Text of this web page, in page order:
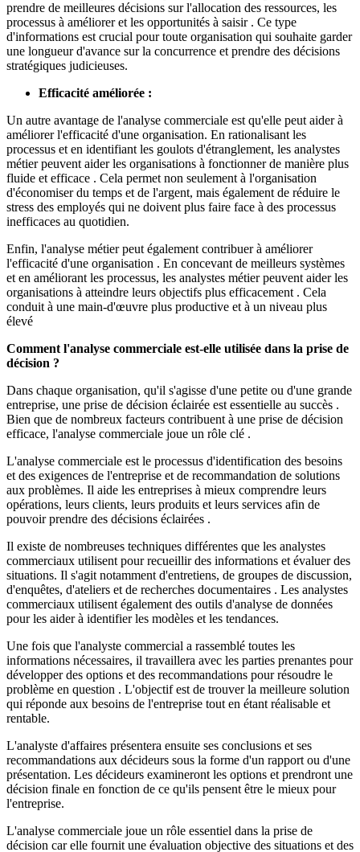
prendre de meilleures décisions sur l'allocation des ressources, les
processus à améliorer et les opportunités à saisir . Ce type
d'informations est crucial pour toute organisation qui souhaite garder
une longueur d'avance sur la concurrence et prendre des décisions
stratégiques judicieuses.
Efficacité améliorée :
Un autre avantage de l'analyse commerciale est qu'elle peut aider à
améliorer l'efficacité d'une organisation. En rationalisant les
processus et en identifiant les goulots d'étranglement, les analystes
métier peuvent aider les organisations à fonctionner de manière plus
fluide et efficace . Cela permet non seulement à l'organisation
d'économiser du temps et de l'argent, mais également de réduire le
stress des employés qui ne doivent plus faire face à des processus
inefficaces au quotidien.
Enfin, l'analyse métier peut également contribuer à améliorer
l'efficacité d'une organisation . En concevant de meilleurs systèmes
et en améliorant les processus, les analystes métier peuvent aider les
organisations à atteindre leurs objectifs plus efficacement . Cela
conduit à une main-d'œuvre plus productive et à un niveau plus
élevé
Comment l'analyse commerciale est-elle utilisée dans la prise de
décision ?
Dans chaque organisation, qu'il s'agisse d'une petite ou d'une grande
entreprise, une prise de décision éclairée est essentielle au succès .
Bien que de nombreux facteurs contribuent à une prise de décision
efficace, l'analyse commerciale joue un rôle clé .
L'analyse commerciale est le processus d'identification des besoins
et des exigences de l'entreprise et de recommandation de solutions
aux problèmes. Il aide les entreprises à mieux comprendre leurs
opérations, leurs clients, leurs produits et leurs services afin de
pouvoir prendre des décisions éclairées .
Il existe de nombreuses techniques différentes que les analystes
commerciaux utilisent pour recueillir des informations et évaluer des
situations. Il s'agit notamment d'entretiens, de groupes de discussion,
d'enquêtes, d'ateliers et de recherches documentaires . Les analystes
commerciaux utilisent également des outils d'analyse de données
pour les aider à identifier les modèles et les tendances.
Une fois que l'analyste commercial a rassemblé toutes les
informations nécessaires, il travaillera avec les parties prenantes pour
développer des options et des recommandations pour résoudre le
problème en question . L'objectif est de trouver la meilleure solution
qui réponde aux besoins de l'entreprise tout en étant réalisable et
rentable.
L'analyste d'affaires présentera ensuite ses conclusions et ses
recommandations aux décideurs sous la forme d'un rapport ou d'une
présentation. Les décideurs examineront les options et prendront une
décision finale en fonction de ce qu'ils pensent être le mieux pour
l'entreprise.
L'analyse commerciale joue un rôle essentiel dans la prise de
décision car elle fournit une évaluation objective des situations et des